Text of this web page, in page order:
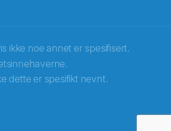
ikke noe annet er spesifisert.
dette er spesifikt nevnt.